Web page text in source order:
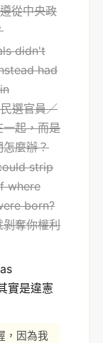
從中央政
didn't
had
選官員／
一起，而是
怎麼辦？
strip
where
born?
剝奪你權利
實是違憲
，因為我